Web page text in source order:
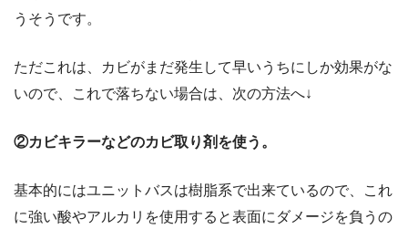
うそうです。
ただこれは、カビがまだ発生して早いうちにしか効果がな
いので、これで落ちない場合は、次の方法へ↓
②カビキラーなどのカビ取り剤を使う。
基本的にはユニットバスは樹脂系で出来ているので、これ
に強い酸やアルカリを使用すると表面にダメージを負うの